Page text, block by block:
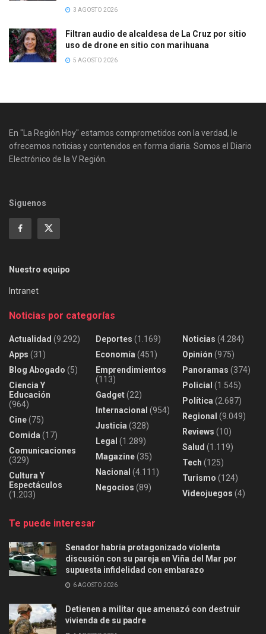
3 AGOSTO 2026
Filtran audio de alcaldesa de La Cruz por sitio
uso de drone en sitio con marihuana
5 AGOSTO 2026
En "La Región Hoy" estamos comprometidos con la verdad, le
ofrecemos noticias y contenidos en forma diaria. Somos el Diario
Electrónico de la V Región.
Siguenos
Nuestro equipo
Intranet
Noticias por categorías
Actualidad (9.292)
Apps (31)
Blog Abogado (5)
Ciencia Y
Educación
(964)
Cine(75)
Comida (17)
Comunicaciones
(329)
Cultura Y
Espectáculos
(1.203)
Deportes (1.169)
Economía (451)
Emprendimientos
(113)
Gadget(22)
Internacional (954)
Justicia (328)
Legal (1.289)
Magazine(35)
Nacional (4.111)
Negocios (89)
Noticias (4.284)
Opinión (975)
Panoramas (374)
Policial (1.545)
Política (2.687)
Regional (9.049)
Reviews (10)
Salud (1.119)
Tech (125)
Turismo (124)
Videojuegos (4)
Te puede interesar
Senador habría protagonizado violenta
discusión con su pareja en Viña del Mar por
supuesta infidelidad con embarazo
6 AGOSTO 2026
Detienen a militar que amenazó con destruir
vivienda de su padre